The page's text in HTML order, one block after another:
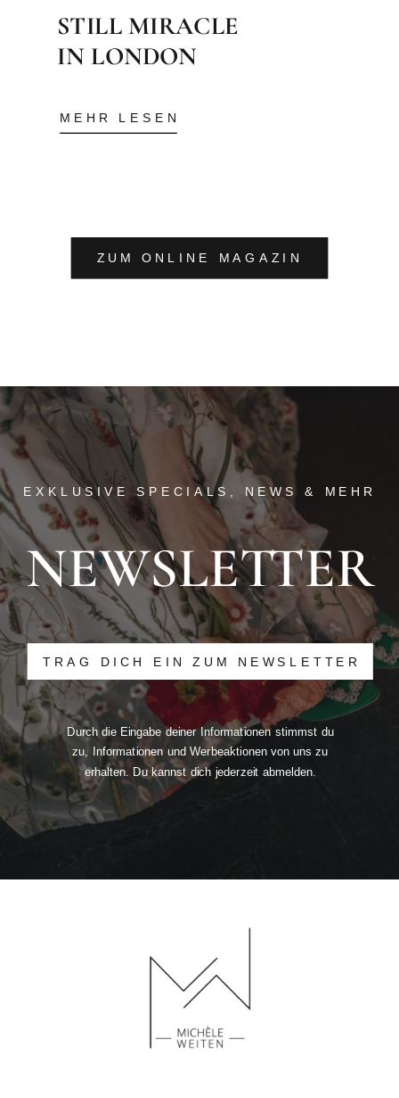
STILL MIRACLE
IN LONDON
ZUM ONLINE MAGAZIN
MEHR LESEN
EXKLUSIVE SPECIALS, NEWS & MEHR
NEWSLETTER
TRAG DICH EIN ZUM NEWSLETTER
Durch die Eingabe deiner Informationen stimmst du
zu, Informationen und Werbeaktionen von uns zu
erhalten. Du kannst dich jederzeit abmelden.